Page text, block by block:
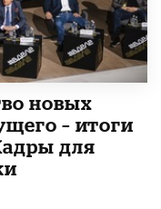
новых
– итоги
для